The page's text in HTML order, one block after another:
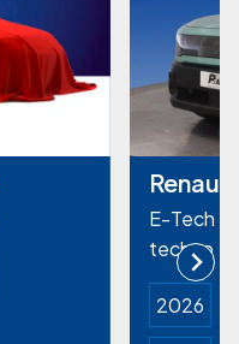
E-Tech
techno
2026